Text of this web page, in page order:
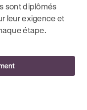
sont diplômés
leur exigence et
étape.